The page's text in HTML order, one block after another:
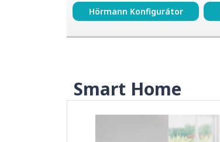
Hörmann Konfigurátor
Smart Home